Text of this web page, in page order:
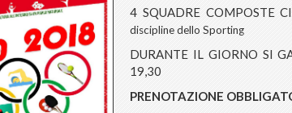
4 SQUADRE COMPOSTE
discipline dello Sporting
DURANTE IL GIORNO SI
19,30
PRENOTAZIONE